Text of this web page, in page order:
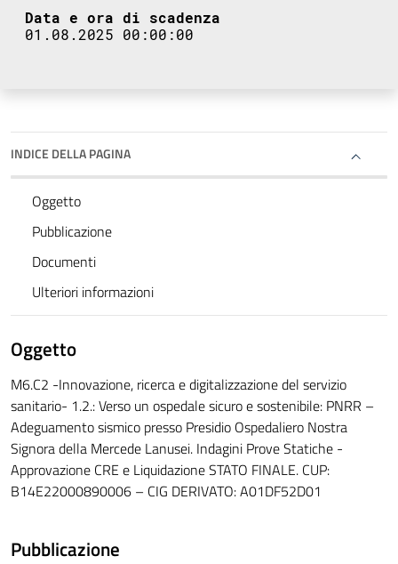
Data e ora di scadenza
01.08.2025 00:00:00
INDICE DELLA PAGINA
Oggetto
Pubblicazione
Documenti
Ulteriori informazioni
Oggetto
M6.C2 -Innovazione, ricerca e digitalizzazione del servizio
sanitario- 1.2.: Verso un ospedale sicuro e sostenibile: PNRR –
Adeguamento sismico presso Presidio Ospedaliero Nostra
Signora della Mercede Lanusei. Indagini Prove Statiche -
Approvazione CRE e Liquidazione STATO FINALE. CUP:
B14E22000890006 – CIG DERIVATO: A01DF52D01
Pubblicazione